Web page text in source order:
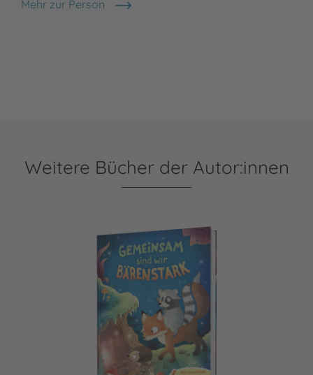
Mehr zur Person
Daniela Kulot
Weitere Bücher der Autor:innen